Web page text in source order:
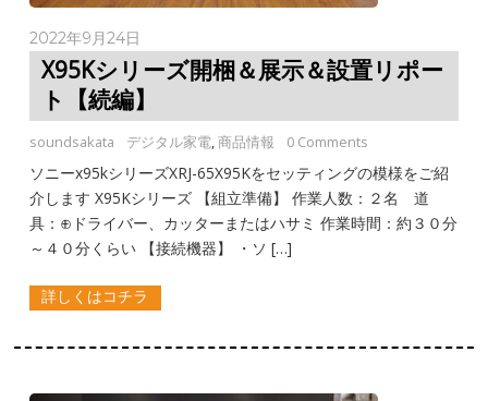
2022年9月24日
X95Kシリーズ開梱＆展示＆設置リポー
ト【続編】
soundsakata デジタル家電,商品情報 0 Comments
ソニーx95kシリーズXRJ-65X95Kをセッティングの模様をご紹
介します X95Kシリーズ 【組立準備】 作業人数：２名 道
具：⊕ドライバー、カッターまたはハサミ 作業時間：約３０分
～４０分くらい 【接続機器】 ・ソ […]
詳しくはコチラ